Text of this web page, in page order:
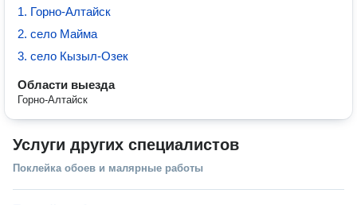
1. Горно-Алтайск
2. село Майма
3. село Кызыл-Озек
Области выезда
Горно-Алтайск
Услуги других специалистов
Поклейка обоев и малярные работы